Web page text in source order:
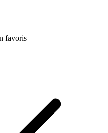
favoris